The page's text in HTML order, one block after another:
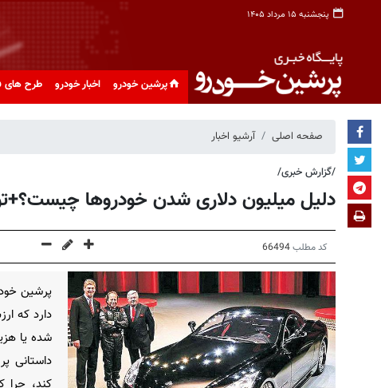
پنجشنبه ۱۵ مرداد ۱۴۰۵
پرشین خودرو اخبار خودرو طرح
صفحه اصلی آرشیو اخبار
/گزارش خبری/
دلیل میلیون دلاری شدن خودروها
کد مطلب66494
پرشین
دارد که
شده یا
داستانی